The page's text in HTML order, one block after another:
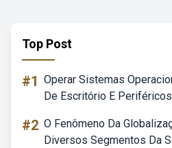
Top Post
#1 Operar Sistemas
De Escritório E Periféricos
#2 O Fenômeno Da
Diversos Segmentos Da